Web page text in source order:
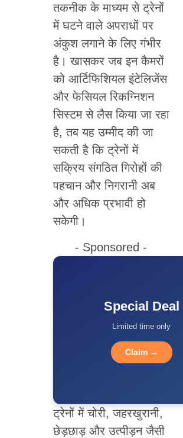
तकनीक के माध्यम से ट्रेनों
में घटने वाले अपराधों पर
अंकुश लगाने के लिए गंभीर
है। खासकर जब इन कैमरों
को आर्टिफिशियल इंटेलिजेंस
और फेसियल रिकग्निशन
सिस्टम से लैस किया जा रहा
है, तब यह उम्मीद की जा
सकती है कि ट्रेनों में
सक्रिय संगठित गिरोहों की
पहचान और निगरानी अब
और अधिक प्रभावी हो
सकेगी।
- Sponsored -
Special Deal
Limited time only
Claim →
ट्रेनों में चोरी, जहरखुरानी,
छेड़छाड़ और उत्पीड़न जैसी